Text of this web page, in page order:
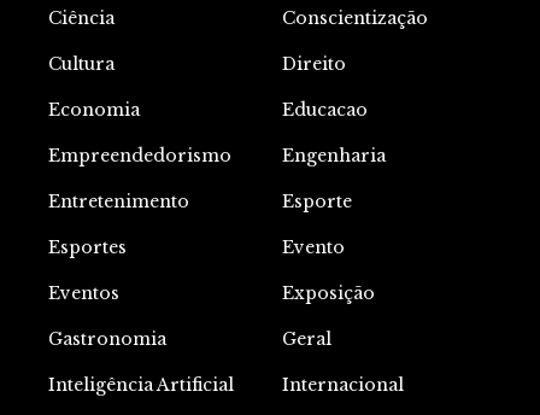
Ciência Conscientização
Cultura Direito
Economia Educacao
Empreendedorismo Engenharia
Entretenimento Esporte
Esportes Evento
Eventos Exposição
Gastronomia Geral
Inteligência Artificial Internacional